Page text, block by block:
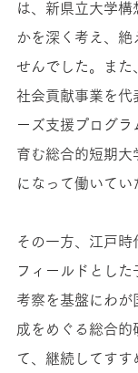
は、新県立大学構
かを深く考え、絶
せんでした。また
社会貢献事業を代
ーズ支援プログラ
育む総合的短期大
になって働いてい
その一方、江戸時
フィールドとし
考察を基盤にわが
成をめぐる総合的
て、継続してすす